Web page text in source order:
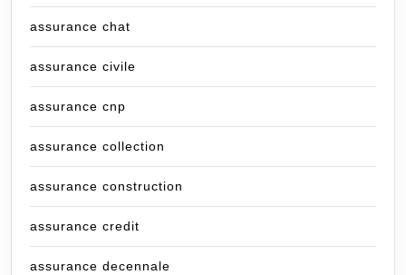
assurance chat
assurance civile
assurance cnp
assurance collection
assurance construction
assurance credit
assurance decennale